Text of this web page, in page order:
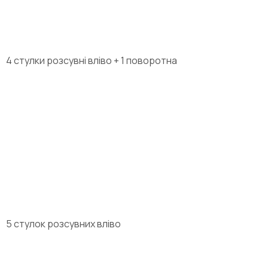
4 стулки розсувні вліво + 1 поворотна
5 стулок розсувних вліво